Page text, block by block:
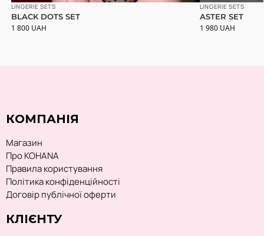
LINGERIE SETS
BLACK DOTS SET
1 800 UAH
LINGERIE SETS
ASTER SET
1 980 UAH
КОМПАНІЯ
Магазин
Про KOHANA
Правила користування
Політика конфіденційності
Договір публічної оферти
КЛІЄНТУ